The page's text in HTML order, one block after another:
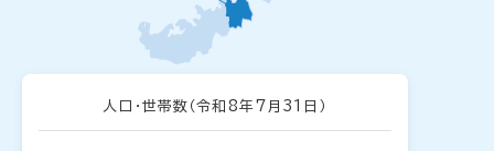
人口・世帯数 （令和8年7月31日）